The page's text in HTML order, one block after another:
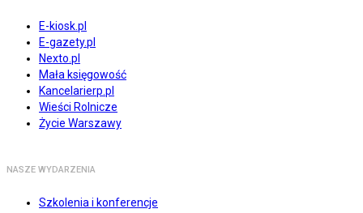
E-kiosk.pl
E-gazety.pl
Nexto.pl
Mała księgowość
Kancelarierp.pl
Wieści Rolnicze
Życie Warszawy
NASZE WYDARZENIA
Szkolenia i konferencje